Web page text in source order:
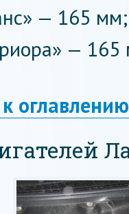
— 165 мм;
— 165
оглавлению